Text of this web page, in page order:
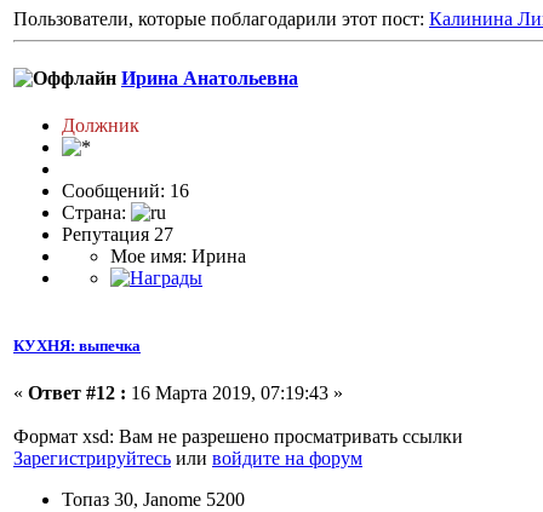
Пользователи, которые поблагодарили этот пост: Калинина
Ирина Анатольевна
Должник
Сообщений: 16
Страна:
Репутация 27
Мое имя: Ирина
КУХНЯ: выпечка
« Ответ #12 : 16 Марта 2019, 07:19:43 »
Формат xsd: Вам не разрешено просматривать ссылки
Зарегистрируйтесь или войдите на форум
Топаз 30, Janome 5200